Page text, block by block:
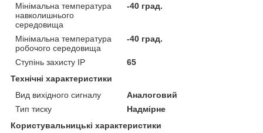
Мінімальна температура
навколишнього
середовища
-40 град.
Мінімальна температура
робочого середовища
-40 град.
Ступінь захисту IP
65
Технічні характеристики
Вид вихідного сигналу
Аналоговий
Тип тиску
Надмірне
Користувальницькі характеристики